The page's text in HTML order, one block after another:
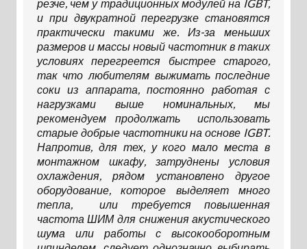
резче, чем у традиционных модулей на IGBT,
и при двукратной перегрузке становятся
практически такими же. Из-за меньших
размеров и массы новый частотник в таких
условиях перегреется быстрее старого,
так что любителям выжимать последние
соки из аппарата, постоянно работая с
нагрузками выше номинальных, мы
рекомендуем продолжать использовать
старые добрые частотники на основе IGBT.
Напротив, для тех, у кого мало места в
монтажном шкафу, затруднены условия
охлаждения, рядом установлено другое
оборудование, которое выделяет много
тепла, или требуется повышенная
частота ШИМ для снижения акустического
шума или работы с высокооборотным